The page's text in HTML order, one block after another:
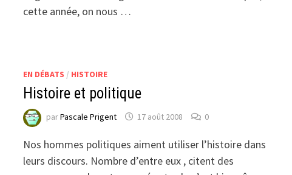
cette année, on nous …
EN DÉBATS / HISTOIRE
Histoire et politique
parPascale Prigent 17 août 2008 0
Nos hommes politiques aiment utiliser l’histoire dans
leurs discours. Nombre d’entre eux , citent des